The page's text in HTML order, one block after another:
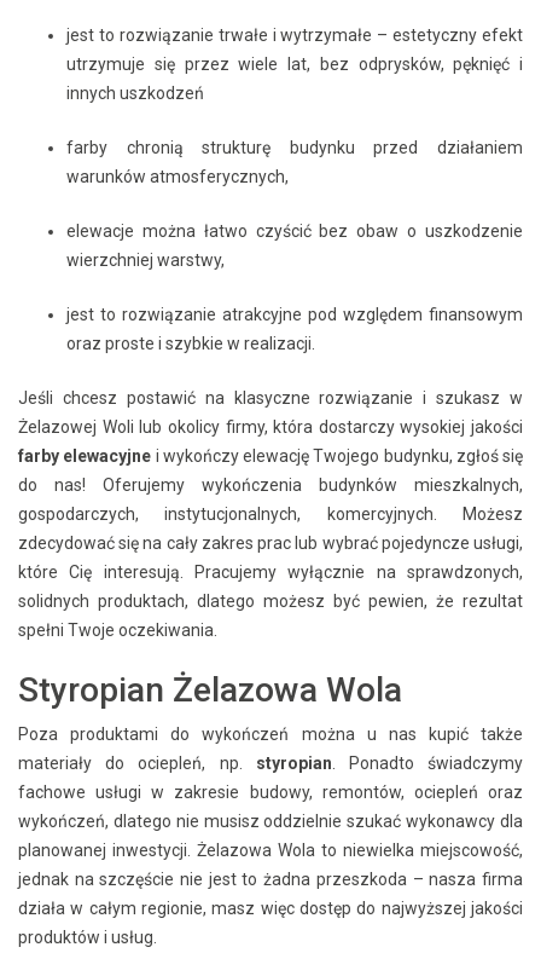
jest to rozwiązanie trwałe i wytrzymałe – estetyczny efekt
utrzymuje się przez wiele lat, bez odprysków, pęknięć i
innych uszkodzeń
farby chronią strukturę budynku przed działaniem
warunków atmosferycznych,
elewacje można łatwo czyścić bez obaw o uszkodzenie
wierzchniej warstwy,
jest to rozwiązanie atrakcyjne pod względem finansowym
oraz proste i szybkie w realizacji.
Jeśli chcesz postawić na klasyczne rozwiązanie i szukasz w
Żelazowej Woli lub okolicy firmy, która dostarczy wysokiej jakości
farby elewacyjne i wykończy elewację Twojego budynku, zgłoś się
do nas! Oferujemy wykończenia budynków mieszkalnych,
gospodarczych, instytucjonalnych, komercyjnych. Możesz
zdecydować się na cały zakres prac lub wybrać pojedyncze usługi,
które Cię interesują. Pracujemy wyłącznie na sprawdzonych,
solidnych produktach, dlatego możesz być pewien, że rezultat
spełni Twoje oczekiwania.
Styropian Żelazowa Wola
Poza produktami do wykończeń można u nas kupić także
materiały do ociepleń, np. styropian . Ponadto świadczymy
fachowe usługi w zakresie budowy, remontów, ociepleń oraz
wykończeń, dlatego nie musisz oddzielnie szukać wykonawcy dla
planowanej inwestycji. Żelazowa Wola to niewielka miejscowość,
jednak na szczęście nie jest to żadna przeszkoda – nasza firma
działa w całym regionie, masz więc dostęp do najwyższej jakości
produktów i usług.